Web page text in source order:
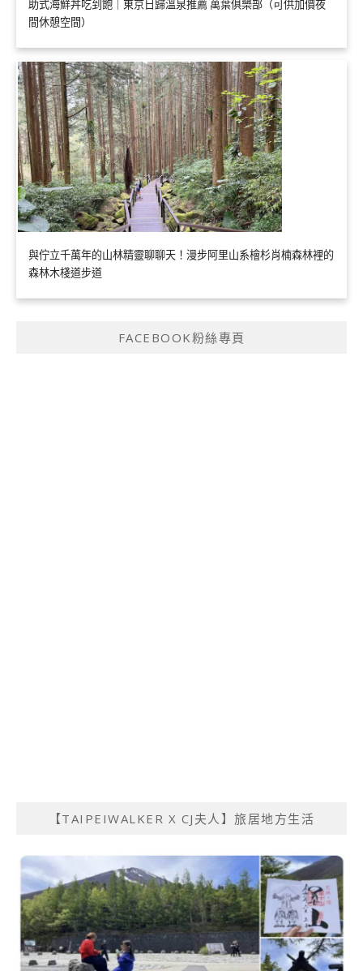
助式海鮮丼吃到飽｜東京日歸溫泉推薦 萬葉俱樂部（可供加價夜
間休憩空間）
與佇立千萬年的山林精靈聊聊天！漫步阿里山系檜杉肖楠森林裡的
森林木棧道步道
FACEBOOK粉絲專頁
【TAIPEIWALKER X CJ夫人】旅居地方生活